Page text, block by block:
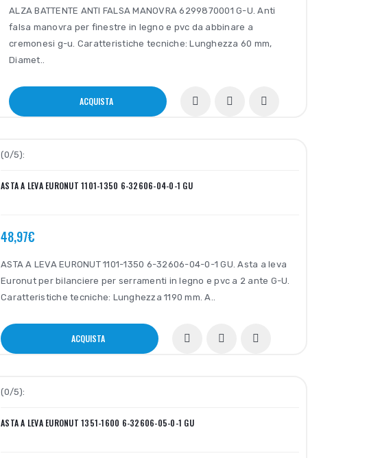
ALZA BATTENTE ANTI FALSA MANOVRA 6299870001 G-U. Anti
falsa manovra per finestre in legno e pvc da abbinare a
cremonesi g-u. Caratteristiche tecniche: Lunghezza 60 mm,
Diamet..
ACQUISTA
(0/5):
ASTA A LEVA EURONUT 1101-1350 6-32606-04-0-1 GU
48,97€
ASTA A LEVA EURONUT 1101-1350 6-32606-04-0-1 GU. Asta a leva
Euronut per bilanciere per serramenti in legno e pvc a 2 ante G-U.
Caratteristiche tecniche: Lunghezza 1190 mm. A..
ACQUISTA
(0/5):
ASTA A LEVA EURONUT 1351-1600 6-32606-05-0-1 GU